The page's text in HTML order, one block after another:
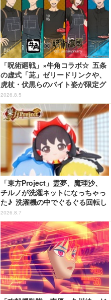
「呪術廻戦」×牛角コラボ☆ 五条
の虚式「茈」ゼリードリンクや、
虎杖・伏黒らのバイト姿が限定グ
ッズに【8月26日～】
2026.8.5
「東方Project」霊夢、魔理沙、
チルノが洗濯ネットになっちゃっ
た♪ 洗濯機の中でぐるぐる回転し
続ける姿を思わず眺めたくなっち
ゃう!?
2026.8.7